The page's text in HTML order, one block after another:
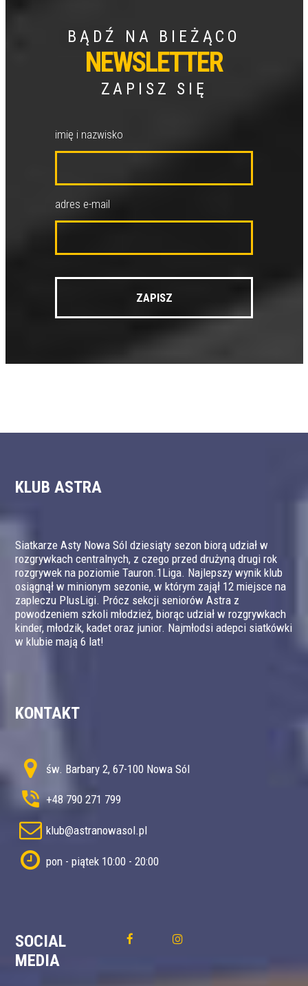
BĄDŹ NA BIEŻĄCO
NEWSLETTER
ZAPISZ SIĘ
imię i nazwisko
adres e-mail
KLUB ASTRA
Siatkarze Asty Nowa Sól dziesiąty sezon biorą udział w
rozgrywkach centralnych, z czego przed drużyną drugi rok
rozgrywek na poziomie Tauron.1Liga. Najlepszy wynik klub
osiągnął w minionym sezonie, w którym zajął 12 miejsce na
zapleczu PlusLigi. Prócz sekcji seniorów Astra z
powodzeniem szkoli młodzież, biorąc udział w rozgrywkach
kinder, młodzik, kadet oraz junior. Najmłodsi adepci siatkówki
w klubie mają 6 lat!
KONTAKT
św. Barbary 2, 67-100 Nowa Sól
+48 790 271 799
klub@astranowasol.pl
pon - piątek 10:00 - 20:00
SOCIAL
MEDIA